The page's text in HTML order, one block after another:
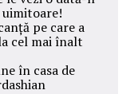
pe care a
cel mai înalt
în casa de